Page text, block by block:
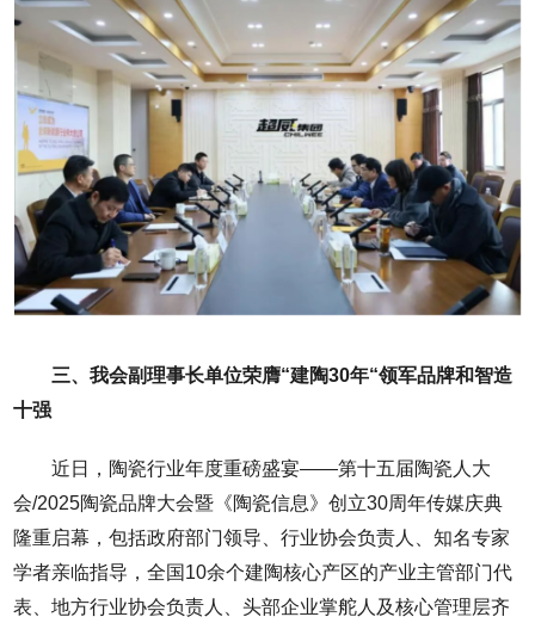
三、我会副理事长单位荣膺“建陶30年“领军品牌和智造
十强
近日，陶瓷行业年度重磅盛宴——第十五届陶瓷人大
会/2025陶瓷品牌大会暨《陶瓷信息》创立30周年传媒庆典
隆重启幕，包括政府部门领导、行业协会负责人、知名专家
学者亲临指导，全国10余个建陶核心产区的产业主管部门代
表、地方行业协会负责人、头部企业掌舵人及核心管理层齐